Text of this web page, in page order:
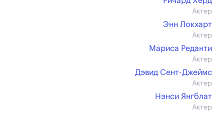
Актер
Энн Локхарт
Актер
Мариса Реданти
Актер
Дэвид Сент-Джеймс
Актер
Нэнси Янгблат
Актер